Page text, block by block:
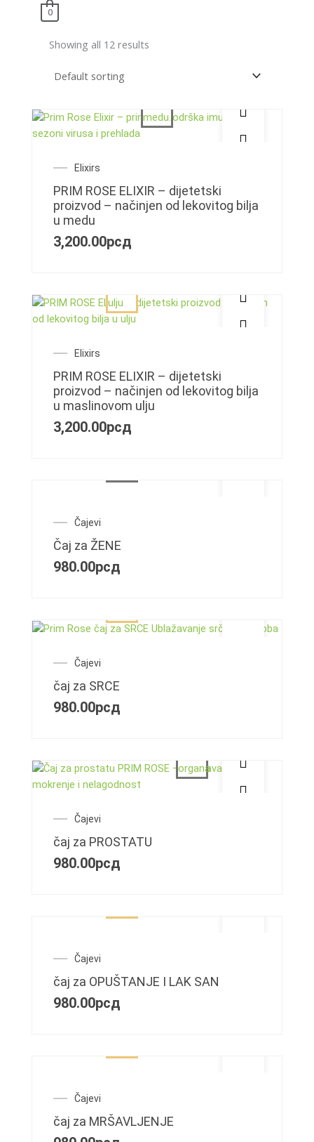
0
Showing all 12 results
Elixirs
PRIM ROSE ELIXIR – dijetetski
proizvod – načinjen od lekovitog bilja
u medu
3,200.00рсд
Elixirs
PRIM ROSE ELIXIR – dijetetski
proizvod – načinjen od lekovitog bilja
u maslinovom ulju
3,200.00рсд
Čajevi
Čaj za ŽENE
980.00рсд
Čajevi
čaj za SRCE
980.00рсд
Čajevi
čaj za PROSTATU
980.00рсд
Čajevi
čaj za OPUŠTANJE I LAK SAN
980.00рсд
Čajevi
čaj za MRŠAVLJENJE